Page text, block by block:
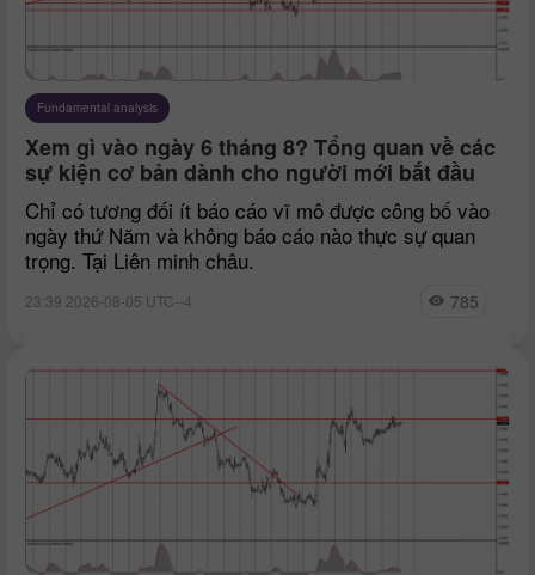
Fundamental analysis
Xem gì vào ngày 6 tháng 8? Tổng quan về các
sự kiện cơ bản dành cho người mới bắt đầu
Chỉ có tương đối ít báo cáo vĩ mô được công bố vào
ngày thứ Năm và không báo cáo nào thực sự quan
trọng. Tại Liên minh châu.
23:39 2026-08-05 UTC--4 785